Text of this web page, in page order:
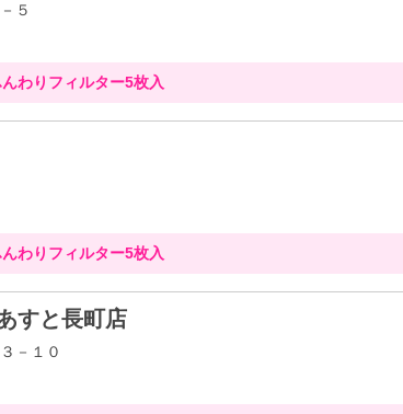
５
わりフィルター5枚入
わりフィルター5枚入
すと長町店
－１０